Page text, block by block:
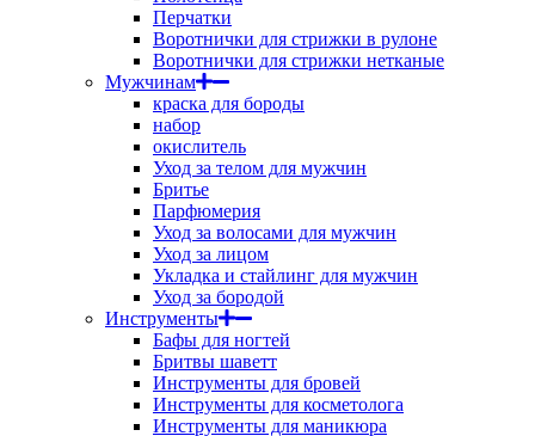
Перчатки
Воротнички для стрижки в рулоне
Воротнички для стрижки нетканые
Мужчинам
краска для бороды
набор
окислитель
Уход за телом для мужчин
Бритье
Парфюмерия
Уход за волосами для мужчин
Уход за лицом
Укладка и стайлинг для мужчин
Уход за бородой
Инструменты
Бафы для ногтей
Бритвы шаветт
Инструменты для бровей
Инструменты для косметолога
Инструменты для маникюра